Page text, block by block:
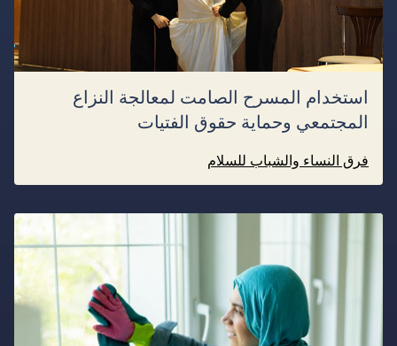
استخدام المسرح الصامت لمعالجة النزاع
المجتمعي وحماية حقوق الفتيات
فرق النساء والشباب للسلام